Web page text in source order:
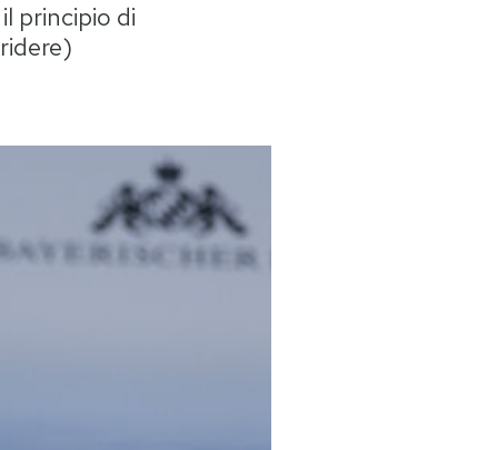
principio di